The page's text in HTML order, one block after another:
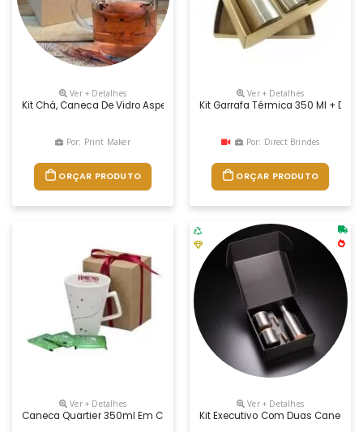
Ver + Detalhes
Kit Chá, Caneca De Vidro Aspen, Caixa Mdf
Por: Print Maker
ORÇAR PRODUTO
Ver + Detalhes
Kit Garrafa Térmica 350 Ml +
Por: Direct Brindes
ORÇAR PRODUTO
Ver + Detalhes
Caneca Quartier 350ml Em Caixa Craft Com Fita De Cetim
Ver + Detalhes
Kit Executivo Com Duas Canecas